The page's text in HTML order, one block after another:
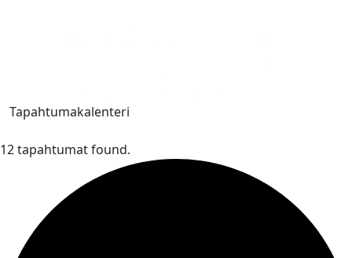
Tapahtumakalenteri
12 tapahtumat found.